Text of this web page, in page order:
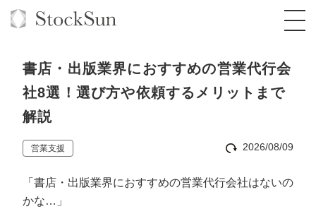
オーダーメイド支援
TOP
BPO支援
定額制Webマーケティング代行『マキトルく
ん』
オリジナルサービス
オンラインサロン
書店・出版業界におすすめの営業代行会
社8選！選び方や依頼するメリットまで
解説
営業支援 2026/08/09
「書店・出版業界におすすめの営業代行会社はないの
かな…」